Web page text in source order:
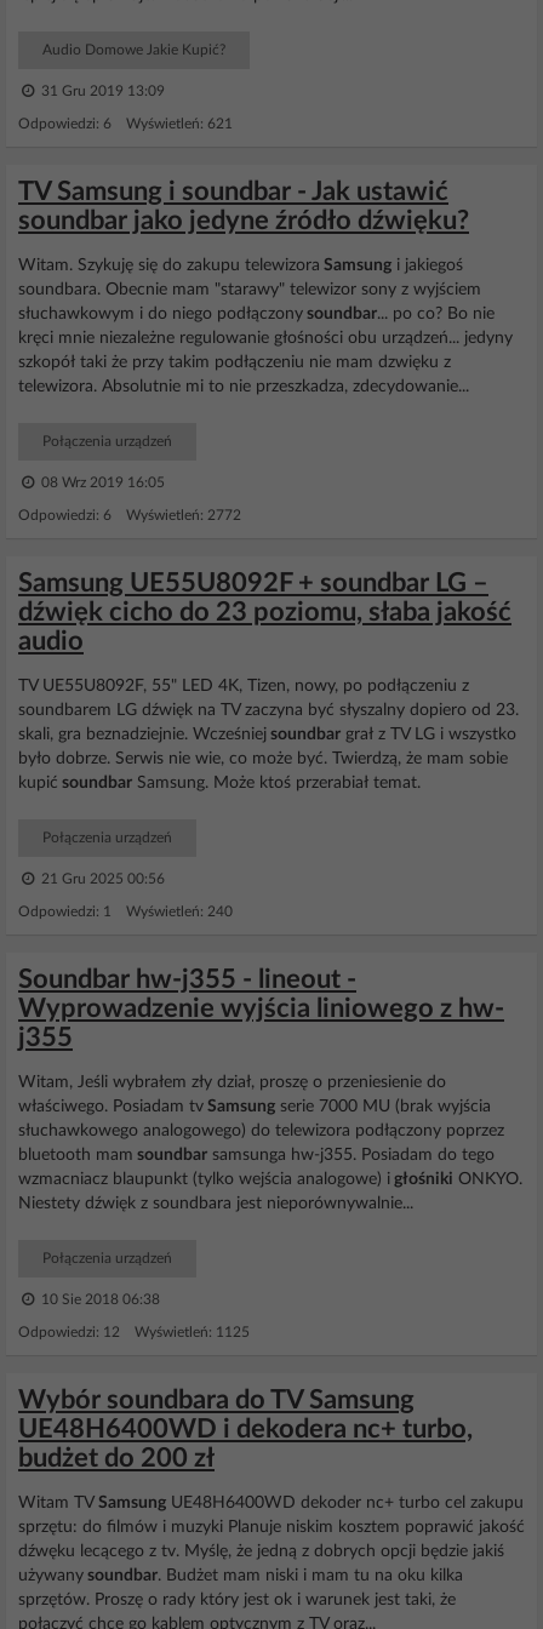
Audio Domowe Jakie Kupić?
31 Gru 2019 13:09
Odpowiedzi: 6 Wyświetleń: 621
TV Samsung i soundbar - Jak ustawić
soundbar jako jedyne źródło dźwięku?
Witam. Szykuję się do zakupu telewizora Samsung i jakiegoś
soundbara. Obecnie mam "starawy" telewizor sony z wyjściem
słuchawkowym i do niego podłączony soundbar... po co? Bo nie
kręci mnie niezależne regulowanie głośności obu urządzeń... jedyny
szkopół taki że przy takim podłączeniu nie mam dzwięku z
telewizora. Absolutnie mi to nie przeszkadza, zdecydowanie...
Połączenia urządzeń
08 Wrz 2019 16:05
Odpowiedzi: 6 Wyświetleń: 2772
Samsung UE55U8092F + soundbar LG –
dźwięk cicho do 23 poziomu, słaba jakość
audio
TV UE55U8092F, 55" LED 4K, Tizen, nowy, po podłączeniu z
soundbarem LG dźwięk na TV zaczyna być słyszalny dopiero od 23.
skali, gra beznadziejnie. Wcześniej soundbar grał z TV LG i wszystko
było dobrze. Serwis nie wie, co może być. Twierdzą, że mam sobie
kupić soundbar Samsung. Może ktoś przerabiał temat.
Połączenia urządzeń
21 Gru 2025 00:56
Odpowiedzi: 1 Wyświetleń: 240
Soundbar hw-j355 - lineout -
Wyprowadzenie wyjścia liniowego z hw-
j355
Witam, Jeśli wybrałem zły dział, proszę o przeniesienie do
właściwego. Posiadam tv Samsung serie 7000 MU (brak wyjścia
słuchawkowego analogowego) do telewizora podłączony poprzez
bluetooth mam soundbar samsunga hw-j355. Posiadam do tego
wzmacniacz blaupunkt (tylko wejścia analogowe) i głośniki ONKYO.
Niestety dźwięk z soundbara jest nieporównywalnie...
Połączenia urządzeń
10 Sie 2018 06:38
Odpowiedzi: 12 Wyświetleń: 1125
Wybór soundbara do TV Samsung
UE48H6400WD i dekodera nc+ turbo,
budżet do 200 zł
Witam TV Samsung UE48H6400WD dekoder nc+ turbo cel zakupu
sprzętu: do filmów i muzyki Planuje niskim kosztem poprawić jakość
dźwęku lecącego z tv. Myślę, że jedną z dobrych opcji będzie jakiś
używany soundbar. Budżet mam niski i mam tu na oku kilka
sprzętów. Proszę o rady który jest ok i warunek jest taki, że
połączyć chce go kablem optycznym z TV oraz...